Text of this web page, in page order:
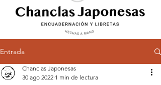
Entrada
Chanclas Japonesas
30 ago 2022 1 min de lectura